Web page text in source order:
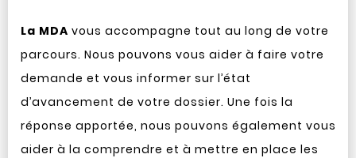
La MDA vous accompagne tout au long de votre
parcours. Nous pouvons vous aider à faire votre
demande et vous informer sur l’état
d’avancement de votre dossier. Une fois la
réponse apportée, nous pouvons également vous
aider à la comprendre et à mettre en place les